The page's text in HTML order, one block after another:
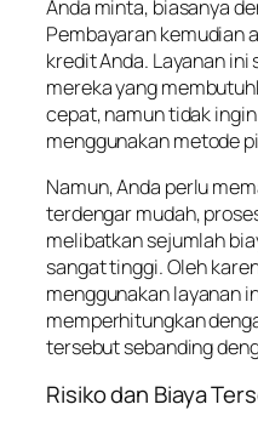
Anda minta, biasanya
Pembayaran kemudian
kredit Anda. Layanan
mereka yang
cepat, namun tidak
menggunakan metode
Namun, Anda perlu
terdengar mudah,
melibatkan sejumlah
sangat tinggi. Oleh
menggunakan layanan
memperhitungkan
tersebut sebanding
Risiko dan Biaya